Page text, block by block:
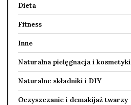
Dieta
Fitness
Inne
Naturalna pielęgnacja i
Naturalne składniki i DIY
Oczyszczanie i demakijaż twarzy